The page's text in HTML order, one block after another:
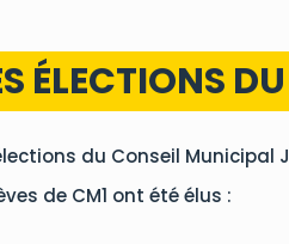
ÉLECTIONS
du Conseil Municipal
de CM1 ont été élus :